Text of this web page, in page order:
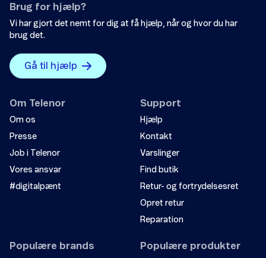
Brug for hjælp?
Vi har gjort det nemt for dig at få hjælp, når og hvor du har
brug det.
Gå til hjælp
Om Telenor
Om os
Presse
Job i Telenor
Vores ansvar
#digitalpænt
Support
Hjælp
Kontakt
Varslinger
Find butik
Retur- og fortrydelsesret
Opret retur
Reparation
Populære brands Populære produkter